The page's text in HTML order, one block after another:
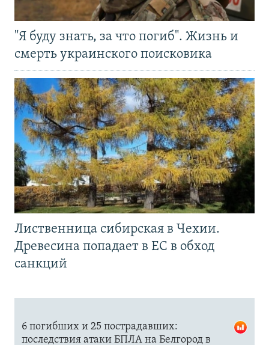
"Я буду знать, за что погиб". Жизнь и
смерть украинского поисковика
Лиственница сибирская в Чехии.
Древесина попадает в ЕС в обход
санкций